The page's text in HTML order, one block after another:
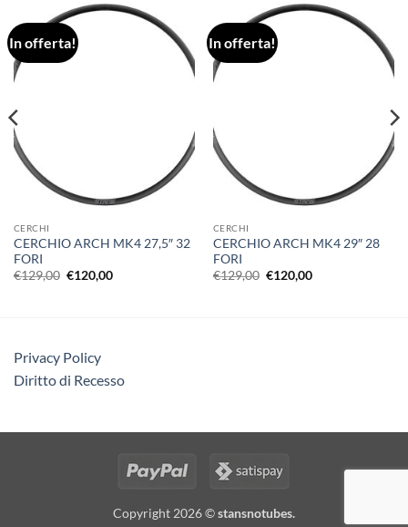
In offerta!
CERCHI
CERCHIO ARCH MK4 27,5″ 32
FORI
€129,00 Il
prezzo
€120,00Il
In offerta!
CERCHI
CERCHIO ARCH MK4 29″ 28
FORI
€129,00 Il
prezzo
€120,00Il
Privacy Policy
Diritto di Recesso
Copyright 2026 ©stansnotubes.